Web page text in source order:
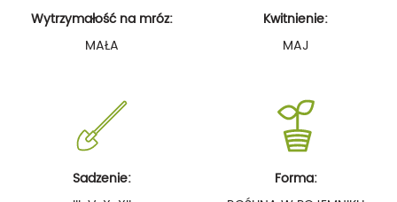
Wytrzymałość na mróz:
MAŁA
Kwitnienie:
MAJ
Sadzenie:
Forma: